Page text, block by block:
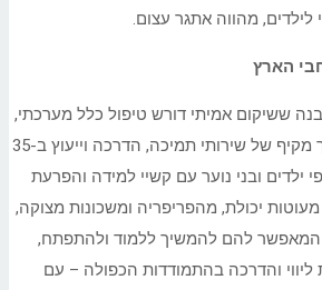
לילדים, מהווה אתגר עצום.
הארץ
ששיקום אמיתי דורש טיפול כלל מערכתי,
מפעילה אגודת ניצן מערך מקיף של שירותי תמיכה, הדרכה וייעוץ ב-35
ילדים ובני נוער עם קשיי למידה והפרעת
יכולת, מהפריפריה ומשכונות מצוקה,
המאפשר להם להמשיך ללמוד ולהתפתח,
והדרכה בהתמודדות הכפולה – עם